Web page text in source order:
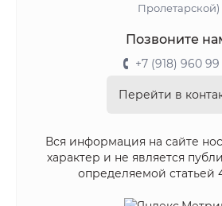
Пролетарской)
Позвоните
+7 (918) 960
Перейти в
Вся информация на сайте
характер и не является
определяемой статьей